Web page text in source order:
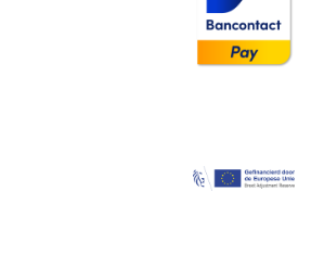
Image